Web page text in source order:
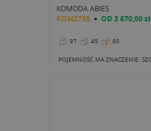
KOMODA ABIES
KOM2735 OD 3 670,00 zł
97 45 80